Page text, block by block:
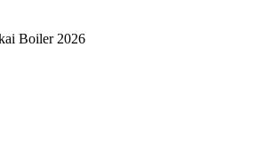
Boiler 2026